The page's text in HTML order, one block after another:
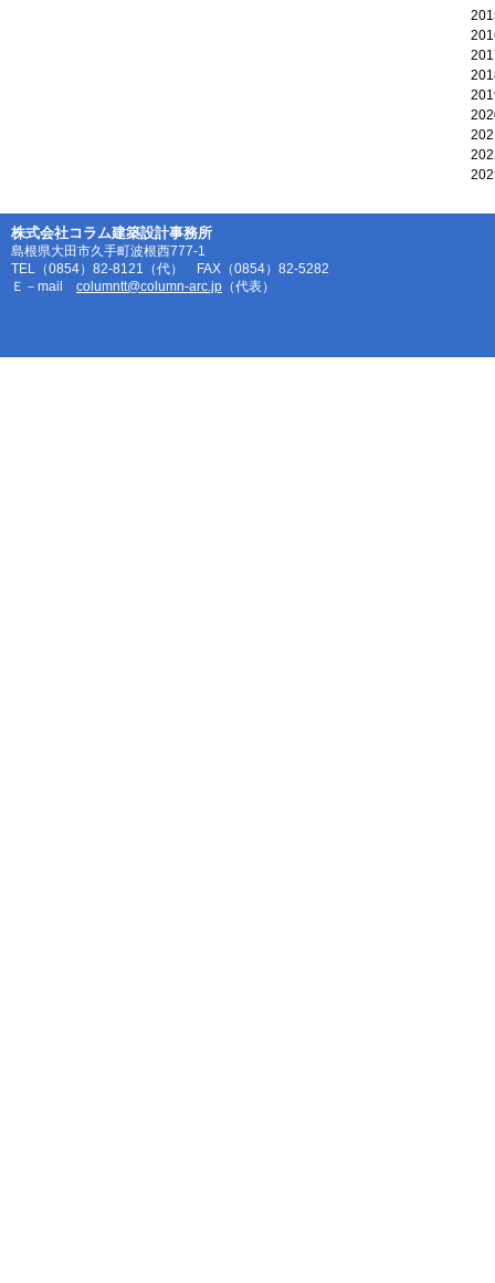
株式会社コラム建築設計事務所
島根県大田市久手町波根西777-1
TEL（0854）82-8121（代） FAX（0854）82-5282
Ｅ－mail columntt@column-arc.jp （代表）